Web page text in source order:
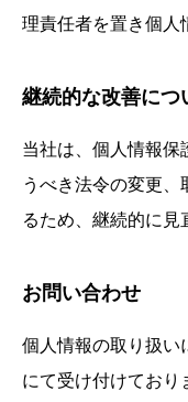
理責任者を置き個人
継続的な改善につ
当社は、個人情報保
うべき法令の変更
るため、継続的に見
お問い合わせ
個人情報の取り扱い
にて受け付けており